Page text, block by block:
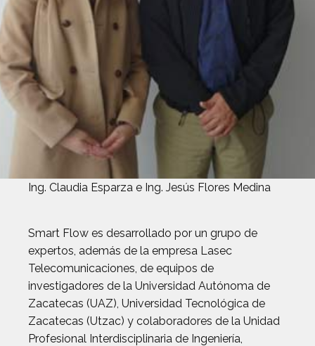
Ing. Claudia Esparza e Ing. Jesús Flores Medina
Smart Flow es desarrollado por un grupo de
expertos, además de la empresa Lasec
Telecomunicaciones, de equipos de
investigadores de la Universidad Autónoma de
Zacatecas (UAZ), Universidad Tecnológica de
Zacatecas (Utzac) y colaboradores de la Unidad
Profesional Interdisciplinaria de Ingeniería,